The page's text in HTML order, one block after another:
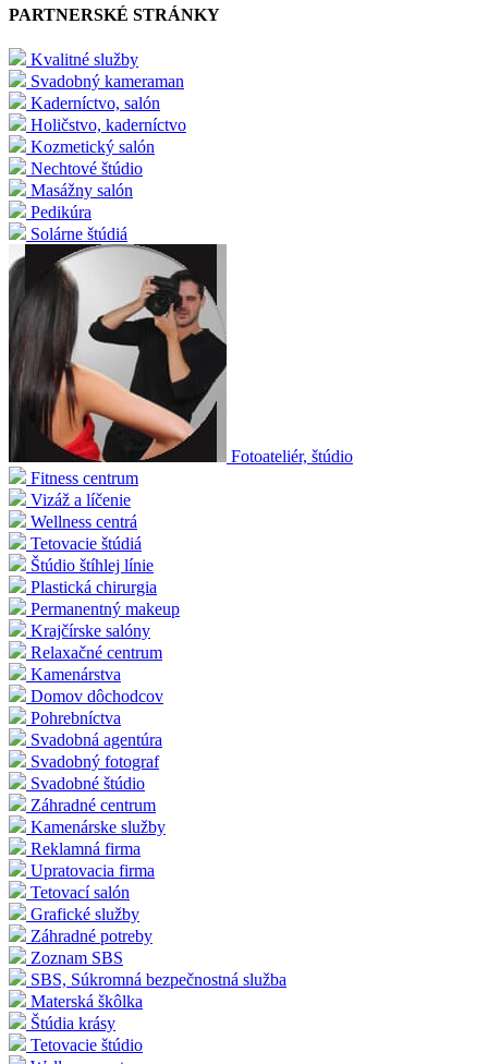
PARTNERSKÉ STRÁNKY
Kvalitné služby
Svadobný kameraman
Kaderníctvo, salón
Holičstvo, kaderníctvo
Kozmetický salón
Nechtové štúdio
Masážny salón
Pedikúra
Solárne štúdiá
Fotoateliér, štúdio
Fitness centrum
Vizáž a líčenie
Wellness centrá
Tetovacie štúdiá
Štúdio štíhlej línie
Plastická chirurgia
Permanentný makeup
Krajčírske salóny
Relaxačné centrum
Kamenárstva
Domov dôchodcov
Pohrebníctva
Svadobná agentúra
Svadobný fotograf
Svadobné štúdio
Záhradné centrum
Kamenárske služby
Reklamná firma
Upratovacia firma
Tetovací salón
Grafické služby
Záhradné potreby
Zoznam SBS
SBS, Súkromná bezpečnostná služba
Materská škôlka
Štúdia krásy
Tetovacie štúdio